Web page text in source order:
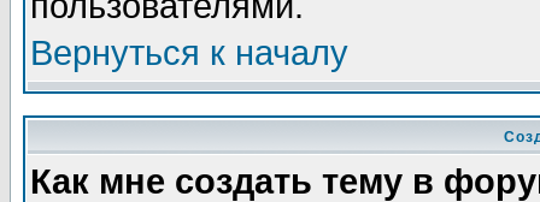
Вернуться к началу
Как мне создать тему в